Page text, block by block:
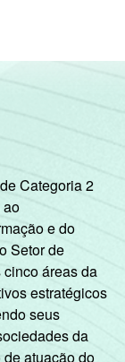
Categoria 2
ao
e do
Setor de
áreas da
estratégicos
seus
da
atuação do